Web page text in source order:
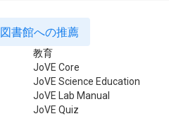
図書館への推薦
教育
JoVE Core
JoVE Science Education
JoVE Lab Manual
JoVE Quiz